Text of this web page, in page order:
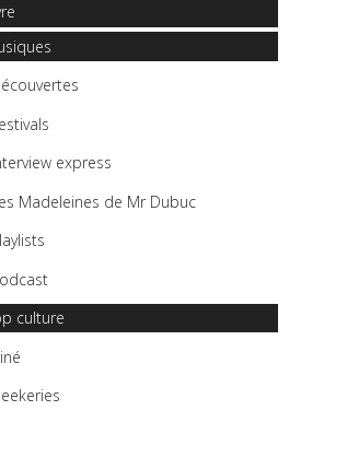
express
Madeleines de Mr Dubuc
culture